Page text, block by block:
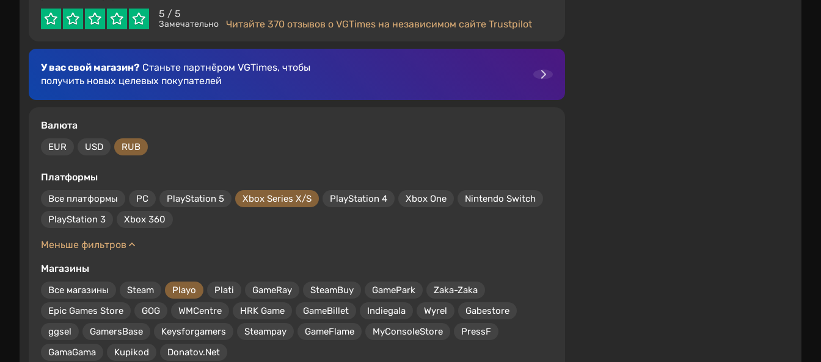
5 / 5
Замечательно Читайте 370 отзывов о VGTimes на независимом сайте Trustpilot
У вас свой магазин? Станьте партнёром VGTimes, чтобы
получить новых целевых покупателей
Валюта
EUR USD RUB
Платформы
Все платформы PC PlayStation 5 Xbox Series X/S PlayStation 4 Xbox One
Nintendo Switch
PlayStation 3
Xbox 360
Меньше фильтров
Магазины
Все магазины Steam Playo Plati GameRay SteamBuy GamePark
Zaka-Zaka
Epic Games Store
GOG WMCentre HRK Game GameBillet Indiegala Wyrel
Gabestore
ggsel
GamersBase Keysforgamers Steampay GameFlame MyConsoleStore
PressF
GamaGama
Kupikod Donatov.Net